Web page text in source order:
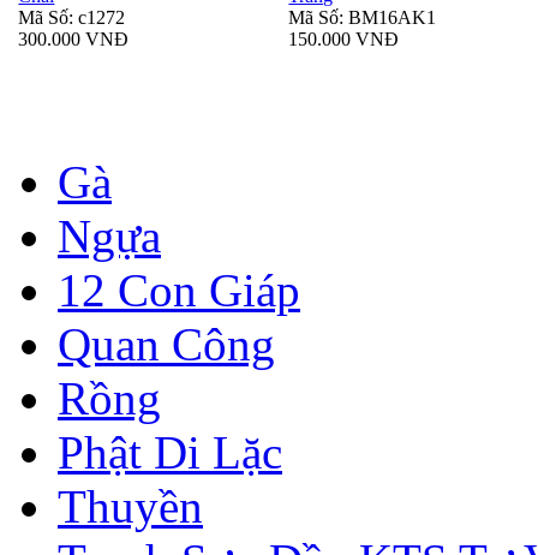
Mã Số: c1272
300.000 VNĐ
Mã Số: BM16AK1
150.000 VNĐ
Gà
Ngựa
12 Con Giáp
Quan Công
Rồng
Phật Di Lặc
Thuyền